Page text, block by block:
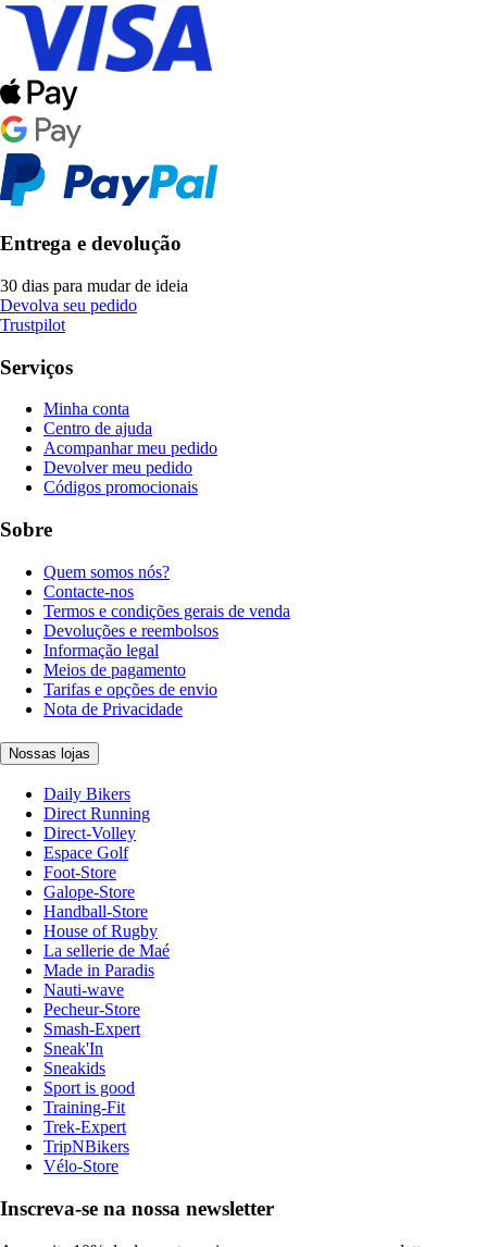
Entrega e devolução
30 dias para mudar de ideia
Devolva seu pedido
Trustpilot
Serviços
Minha conta
Centro de ajuda
Acompanhar meu pedido
Devolver meu pedido
Códigos promocionais
Sobre
Quem somos nós?
Contacte-nos
Termos e condições gerais de venda
Devoluções e reembolsos
Informação legal
Meios de pagamento
Tarifas e opções de envio
Nota de Privacidade
Nossas lojas
Daily Bikers
Direct Running
Direct-Volley
Espace Golf
Foot-Store
Galope-Store
Handball-Store
House of Rugby
La sellerie de Maé
Made in Paradis
Nauti-wave
Pecheur-Store
Smash-Expert
Sneak'In
Sneakids
Sport is good
Training-Fit
Trek-Expert
TripNBikers
Vélo-Store
Inscreva-se na nossa newsletter